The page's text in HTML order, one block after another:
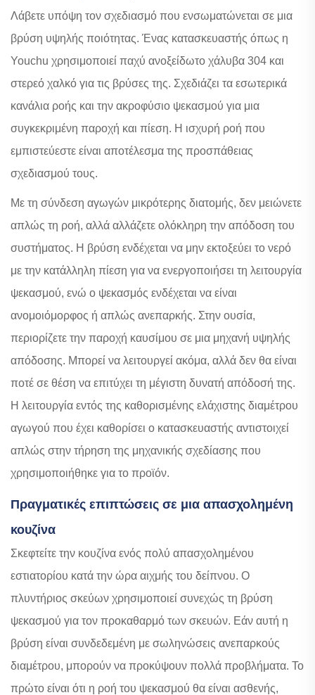
Λάβετε υπόψη τον σχεδιασμό που ενσωματώνεται σε μια
βρύση υψηλής ποιότητας. Ένας κατασκευαστής όπως η
Youchu χρησιμοποιεί παχύ ανοξείδωτο χάλυβα 304 και
στερεό χαλκό για τις βρύσες της. Σχεδιάζει τα εσωτερικά
κανάλια ροής και την ακροφύσιο ψεκασμού για μια
συγκεκριμένη παροχή και πίεση. Η ισχυρή ροή που
εμπιστεύεστε είναι αποτέλεσμα της προσπάθειας
σχεδιασμού τους.
Με τη σύνδεση αγωγών μικρότερης διατομής, δεν μειώνετε
απλώς τη ροή, αλλά αλλάζετε ολόκληρη την απόδοση του
συστήματος. Η βρύση ενδέχεται να μην εκτοξεύει το νερό
με την κατάλληλη πίεση για να ενεργοποιήσει τη λειτουργία
ψεκασμού, ενώ ο ψεκασμός ενδέχεται να είναι
ανομοιόμορφος ή απλώς ανεπαρκής. Στην ουσία,
περιορίζετε την παροχή καυσίμου σε μια μηχανή υψηλής
απόδοσης. Μπορεί να λειτουργεί ακόμα, αλλά δεν θα είναι
ποτέ σε θέση να επιτύχει τη μέγιστη δυνατή απόδοσή της.
Η λειτουργία εντός της καθορισμένης ελάχιστης διαμέτρου
αγωγού που έχει καθορίσει ο κατασκευαστής αντιστοιχεί
απλώς στην τήρηση της μηχανικής σχεδίασης που
χρησιμοποιήθηκε για το προϊόν.
Πραγματικές επιπτώσεις σε μια απασχολημένη
κουζίνα
Σκεφτείτε την κουζίνα ενός πολύ απασχολημένου
εστιατορίου κατά την ώρα αιχμής του δείπνου. Ο
πλυντήριος σκεύων χρησιμοποιεί συνεχώς τη βρύση
ψεκασμού για τον προκαθαρμό των σκευών. Εάν αυτή η
βρύση είναι συνδεδεμένη με σωληνώσεις ανεπαρκούς
διαμέτρου, μπορούν να προκύψουν πολλά προβλήματα. Το
πρώτο είναι ότι η ροή του ψεκασμού θα είναι ασθενής,